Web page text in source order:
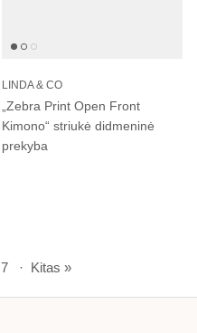
LINDA & CO
„Zebra Print Open Front
Kimono“ striukė didmeninė
prekyba
7 · Kitas »